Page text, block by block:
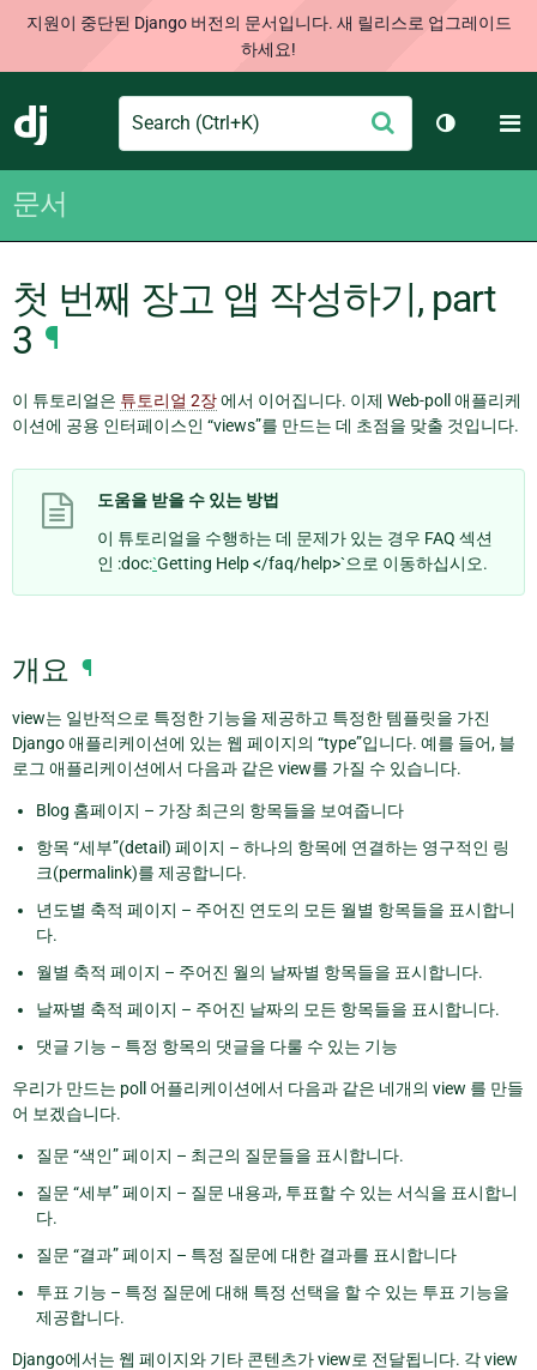
지원이 중단된 Django 버전의 문서입니다. 새 릴리스로 업그레이드
하세요!
Django
Search
출
테마 토
문서
첫 번째 장고 앱 작성하기, part
3 ¶
이 튜토리얼은 튜토리얼 2장에서 이어집니다. 이제 Web-poll 애플리케
이션에 공용 인터페이스인 “views”를 만드는 데 초점을 맞출 것입니다.
도움을 받을 수 있는 방법
이 튜토리얼을 수행하는 데 문제가 있는 경우 FAQ 섹션
인 :doc:`Getting Help </faq/help>`으로 이동하십시오.
개요 ¶
view는 일반적으로 특정한 기능을 제공하고 특정한 템플릿을 가진
Django 애플리케이션에 있는 웹 페이지의 “type”입니다. 예를 들어, 블
로그 애플리케이션에서 다음과 같은 view를 가질 수 있습니다.
Blog 홈페이지 – 가장 최근의 항목들을 보여줍니다
항목 “세부”(detail) 페이지 – 하나의 항목에 연결하는 영구적인 링
크(permalink)를 제공합니다.
년도별 축적 페이지 – 주어진 연도의 모든 월별 항목들을 표시합니
다.
월별 축적 페이지 – 주어진 월의 날짜별 항목들을 표시합니다.
날짜별 축적 페이지 – 주어진 날짜의 모든 항목들을 표시합니다.
댓글 기능 – 특정 항목의 댓글을 다룰 수 있는 기능
우리가 만드는 poll 어플리케이션에서 다음과 같은 네개의 view 를 만들
어 보겠습니다.
질문 “색인” 페이지 – 최근의 질문들을 표시합니다.
질문 “세부” 페이지 – 질문 내용과, 투표할 수 있는 서식을 표시합니
다.
질문 “결과” 페이지 – 특정 질문에 대한 결과를 표시합니다
투표 기능 – 특정 질문에 대해 특정 선택을 할 수 있는 투표 기능을
제공합니다.
Django에서는 웹 페이지와 기타 콘텐츠가 view로 전달됩니다. 각 view